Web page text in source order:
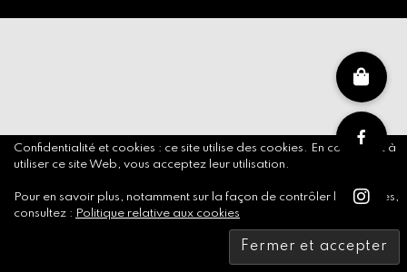
Confidentialité et cookies : ce site utilise des cookies. En continuant à
utiliser ce site Web, vous acceptez leur utilisation.
Pour en savoir plus, notamment sur la façon de contrôler les cookies,
consultez : Politique relative aux cookies